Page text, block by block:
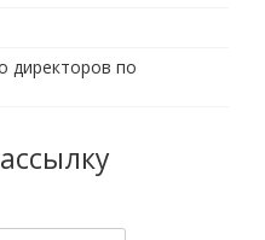
директоров по